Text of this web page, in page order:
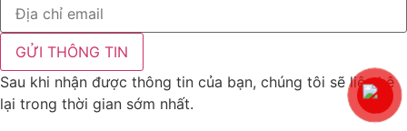
GỬI THÔNG TIN
Sau khi nhận được thông tin của bạn, chúng tôi sẽ liên hệ
lại trong thời gian sớm nhất.